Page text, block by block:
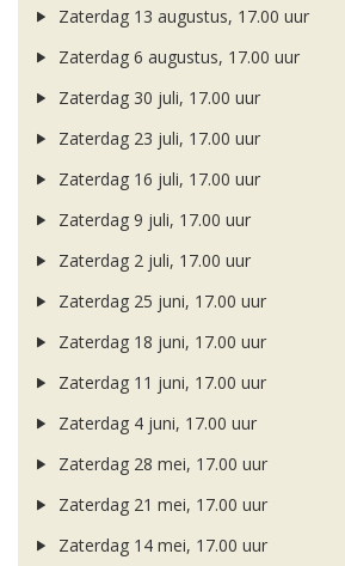
Zaterdag 13 augustus, 17.00 uur
Zaterdag 6 augustus, 17.00 uur
Zaterdag 30 juli, 17.00 uur
Zaterdag 23 juli, 17.00 uur
Zaterdag 16 juli, 17.00 uur
Zaterdag 9 juli, 17.00 uur
Zaterdag 2 juli, 17.00 uur
Zaterdag 25 juni, 17.00 uur
Zaterdag 18 juni, 17.00 uur
Zaterdag 11 juni, 17.00 uur
Zaterdag 4 juni, 17.00 uur
Zaterdag 28 mei, 17.00 uur
Zaterdag 21 mei, 17.00 uur
Zaterdag 14 mei, 17.00 uur